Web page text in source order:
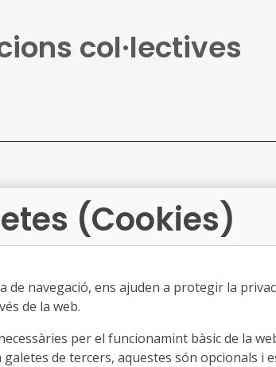
col·lectives
(Cookies)
navegació, ens ajuden a protegir la
de la web.
per el funcionamint bàsic de la
de tercers, aquestes són opcionals i